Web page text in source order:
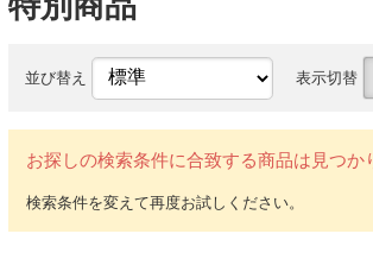
並び替え 表示切替
お探しの検索条件に合致する商品は見つか